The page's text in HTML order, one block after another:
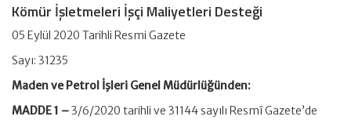
Kömür İşletmeleri İşçi Maliyetleri Desteği
05 Eylül 2020 Tarihli Resmi Gazete
Sayı: 31235
Maden ve Petrol İşleri Genel Müdürlüğünden:
MADDE 1 –3/6/2020 tarihli ve 31144 sayılı Resmî Gazete’de